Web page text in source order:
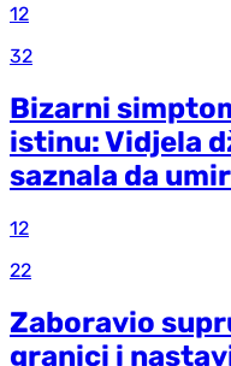
12
32
Bizarni
istinu: Vidjela
saznala da
12
22
Zaboravio
granici i